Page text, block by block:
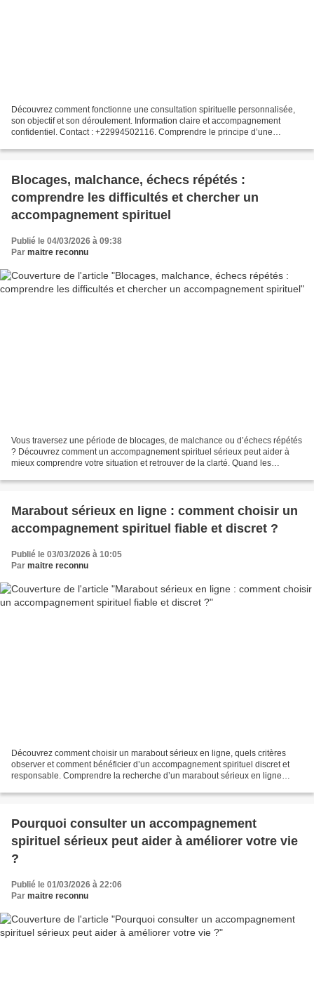
Découvrez comment fonctionne une consultation spirituelle personnalisée,
son objectif et son déroulement. Information claire et accompagnement
confidentiel. Contact : +22994502116. Comprendre le principe d’une
Blocages, malchance, échecs répétés :
comprendre les difficultés et chercher un
accompagnement spirituel
Publié le 04/03/2026 à 09:38
Par maitre reconnu
Vous traversez une période de blocages, de malchance ou d’échecs répétés
? Découvrez comment un accompagnement spirituel sérieux peut aider à
mieux comprendre votre situation et retrouver de la clarté. Quand les
Marabout sérieux en ligne : comment choisir un
accompagnement spirituel fiable et discret ?
Publié le 03/03/2026 à 10:05
Par maitre reconnu
Découvrez comment choisir un marabout sérieux en ligne, quels critères
observer et comment bénéficier d’un accompagnement spirituel discret et
responsable. Comprendre la recherche d’un marabout sérieux en ligne
Pourquoi consulter un accompagnement
spirituel sérieux peut aider à améliorer votre vie
?
Publié le 01/03/2026 à 22:06
Par maitre reconnu